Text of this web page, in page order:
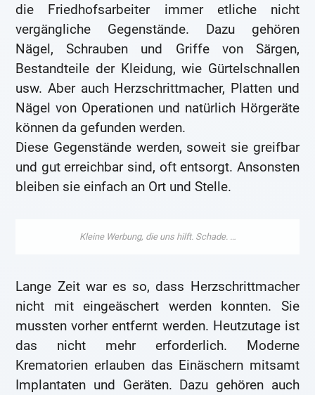
die Friedhofsarbeiter immer etliche nicht
vergängliche Gegenstände. Dazu gehören
Nägel, Schrauben und Griffe von Särgen,
Bestandteile der Kleidung, wie Gürtelschnallen
usw. Aber auch Herzschrittmacher, Platten und
Nägel von Operationen und natürlich Hörgeräte
können da gefunden werden.
Diese Gegenstände werden, soweit sie greifbar
und gut erreichbar sind, oft entsorgt. Ansonsten
bleiben sie einfach an Ort und Stelle.
Lange Zeit war es so, dass Herzschrittmacher
nicht mit eingeäschert werden konnten. Sie
mussten vorher entfernt werden. Heutzutage ist
das nicht mehr erforderlich. Moderne
Krematorien erlauben das Einäschern mitsamt
Implantaten und Geräten. Dazu gehören auch